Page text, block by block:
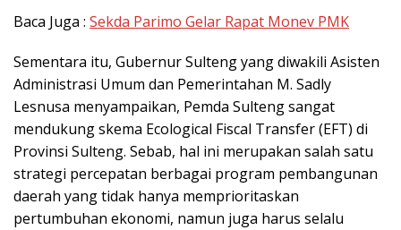
Baca Juga : Sekda Parimo Gelar Rapat Monev PMK
Sementara itu, Gubernur Sulteng yang diwakili Asisten
Administrasi Umum dan Pemerintahan M. Sadly
Lesnusa menyampaikan, Pemda Sulteng sangat
mendukung skema Ecological Fiscal Transfer (EFT) di
Provinsi Sulteng. Sebab, hal ini merupakan salah satu
strategi percepatan berbagai program pembangunan
daerah yang tidak hanya memprioritaskan
pertumbuhan ekonomi, namun juga harus selalu